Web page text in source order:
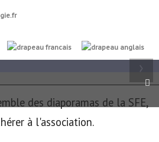
›
des diaporamas de la SFE,
à l'association.